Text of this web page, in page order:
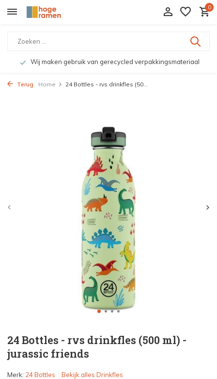
0
Wij maken gebruik van gerecycled verpakkingsmateriaal
Terug Home 24 Bottles - rvs drinkfles (50...
24 Bottles - rvs drinkfles (500 ml) -
jurassic friends
Merk: 24 Bottles Bekijk alles Drinkfles